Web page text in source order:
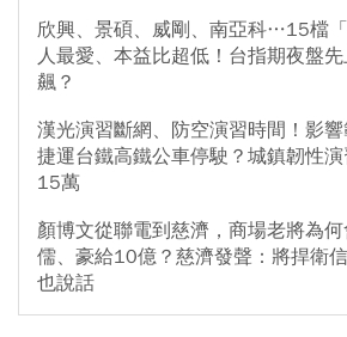
欣興、景碩、威剛、南亞科…15檔
人最愛、本益比超低！台指期夜盤
飆？
漢光演習斷網、防空演習時間！影
捷運台鐵高鐵公車停駛？城鎮韌性
15萬
顏博文從聯電到慈濟，商場老將為
儒、豪給10億？慈濟發聲：將捍衛
也說話